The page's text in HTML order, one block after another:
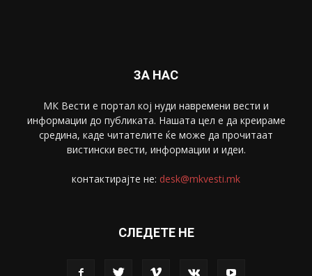
ЗА НАС
МК Вести е портал коj нуди навремени вести и
информации до публиката. Нашата цел е да креираме
средина, каде читателите ќе може да прочитаат
вистински вести, информации и идеи.
контактирајте не: desk@mkvesti.mk
СЛЕДЕТЕ НЕ